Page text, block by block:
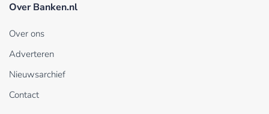
Over Banken.nl
Over ons
Adverteren
Nieuwsarchief
Contact